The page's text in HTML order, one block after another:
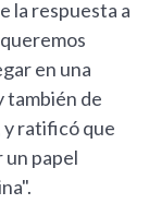
la respuesta a
en una
también de
y ratificó que
un papel